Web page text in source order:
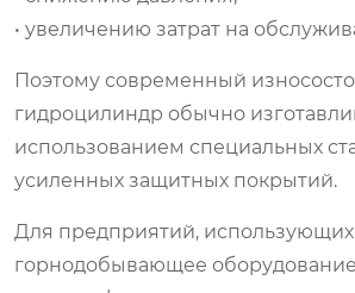
• увеличению затрат на
Поэтому современный
гидроцилиндр обычно
использованием специальных
усиленных защитных покрытий.
Для предприятий, использующих
горнодобывающее оборудование,